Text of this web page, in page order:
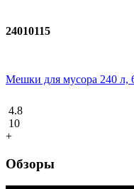
24010115
Мешки для мусора 240
4.8
10
+
Обзоры